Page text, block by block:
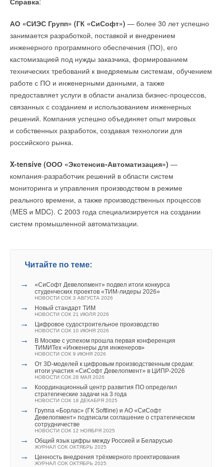
АО «СИЭС Групп» (ГК «СиСофт») — более 30 лет успешно
занимается разработкой, поставкой и внедрением
инженерного программного обеспечения (ПО), его
кастомизацией под нужды заказчика, формированием
технических требований к внедряемым системам, обучением
работе с ПО и инженерными данными, а также
предоставляет услуги в области анализа бизнес-процессов,
связанных с созданием и использованием инженерных
решений. Компания успешно объединяет опыт мировых
и собственных разработок, создавая технологии для
российского рынка.
X-tensive (ООО «Экстенсив-Автоматизация») —
компания-разработчик решений в области систем
мониторинга и управления производством в режиме
реального времени, а также производственных процессов
(MES и MDC). С 2003 года специализируется на создании
систем промышленной автоматизации.
Читайте по теме:
→
«СиСофт Девелопмент» подвел итоги конкурса
студенческих проектов «ТИМ-лидеры 2026»
НОВОСТИ СОК 3 АВГУСТА 2026
→ Новый стандарт ТИМ
НОВОСТИ СОК 21 ИЮЛЯ 2026
→ Цифровое судостроительное производство
НОВОСТИ СОК 10 ИЮНЯ 2026
→
В Москве с успехом прошла первая конференция
ТИМИТех «Инженеры для инженеров»
НОВОСТИ СОК 9 ИЮНЯ 2026
→
От 3D-моделей к цифровым производственным средам:
итоги участия «СиСофт Девелопмент» в ЦИПР-2026
НОВОСТИ СОК 28 МАЯ 2026
→
Координационный центр развития ПО определил
стратегические задачи на 3 года
НОВОСТИ СОК 18 ДЕКАБРЯ 2025
→
Группа «Борлас» (ГК Softline) и АО «СиСофт
Девелопмент» подписали соглашение о стратегическом
сотрудничестве
НОВОСТИ СОК 12 НОЯБРЯ 2025
→ Общий язык цифры между Россией и Беларусью
ЖУРНАЛ СОК ОКТЯБРЬ 2025
→ Ценность внедрения трёхмерного проектирования
ЖУРНАЛ СОК ОКТЯБРЬ 2025
→
НОВОСТИ СОК 22 ИЮЛЯ 2026
Уведомления отключены
Комментарии
Добавить комментарий
Ваше имя *
Ваш E-mail *
период 2026-2030 гг.
ветроэлектростанции
→
эффективности тандемных солнечных элементов —
НОВОСТИ СОК 22 ИЮЛЯ 2026
Комментарии
В этой теме еще нет комментариев
Добавить комментарий
Текст комментария
Уведомления отключены
Комментарии
В этой теме еще нет комментариев
Добавить комментарий
Ваше имя *
Текст комментария
НОВОСТИ СОК 16 ИЮНЯ 2026
НОВОСТИ СОК 10 ИЮНЯ 2026
Русклимат на ПМЭФ-2026: инновации и партнёрства
НОВОСТИ СОК 9 ИЮНЯ 2026
→
Свежий воздух без компромиссов: новые приточно-
частного дома
ЖУРНАЛ СОК ИЮНЬ 2026
Уведомления отключены
Комментарии
В этой теме еще нет комментариев
Добавить комментарий
Ваше имя *
Текст комментария